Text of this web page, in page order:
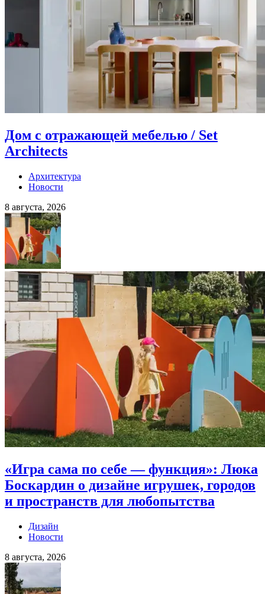
Дом с отражающей мебелью / Set
Architects
Архитектура
Новости
8 августа, 2026
«Игра сама по себе — функция»: Люка
Боскардин о дизайне игрушек, городов
и пространств для любопытства
Дизайн
Новости
8 августа, 2026